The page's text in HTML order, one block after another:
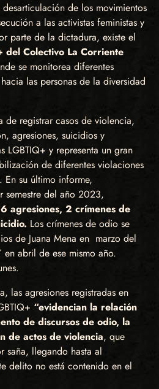
de los movimientos
a las activistas feministas y
parte de la dictadura, existe el
del Colectivo La Corriente
se monitorea diferentes
las personas de la diversidad
de registrar casos de violencia,
agresiones, suicidios y
LGBTIQ+ y representa un gran
de diferentes violaciones
En su último informe,
semestre del año 2023,
agresiones, 2 crímenes de
Los crímenes de odio se
de Juana Mena en marzo del
abril de ese mismo año.
las agresiones registradas en
“evidencian la relación
de discursos de odio, la
de actos de violencia, que
saña, llegando hasta al
delito no está contenido en el